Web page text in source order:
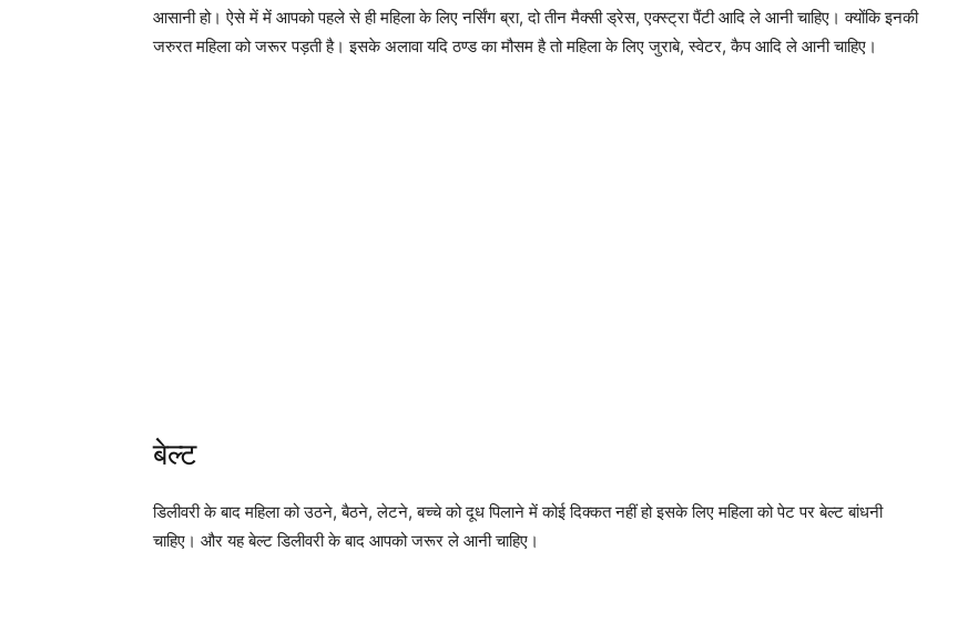
आसानी हो। ऐसे में में आपको पहले से ही महिला के लिए नर्सिंग ब्रा, दो तीन मैक्सी ड्रेस, एक्स्ट्रा पैंटी आदि ले आनी चाहिए। क्योंकि इनकी
जरुरत महिला को जरूर पड़ती है। इसके अलावा यदि ठण्ड का मौसम है तो महिला के लिए जुराबे, स्वेटर, कैप आदि ले आनी चाहिए।
बेल्ट
डिलीवरी के बाद महिला को उठने, बैठने, लेटने, बच्चे को दूध पिलाने में कोई दिक्कत नहीं हो इसके लिए महिला को पेट पर बेल्ट बांधनी
चाहिए। और यह बेल्ट डिलीवरी के बाद आपको जरूर ले आनी चाहिए।